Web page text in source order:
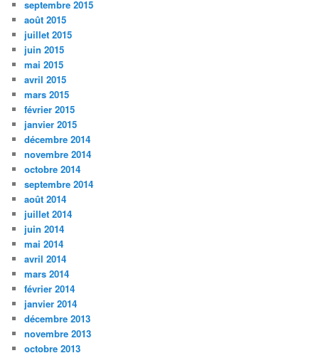
septembre 2015
août 2015
juillet 2015
juin 2015
mai 2015
avril 2015
mars 2015
février 2015
janvier 2015
décembre 2014
novembre 2014
octobre 2014
septembre 2014
août 2014
juillet 2014
juin 2014
mai 2014
avril 2014
mars 2014
février 2014
janvier 2014
décembre 2013
novembre 2013
octobre 2013